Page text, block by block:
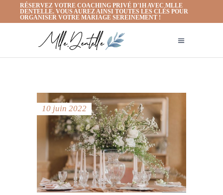
RÉSERVEZ VOTRE COACHING PRIVÉ D'1H AVEC MLLE
DENTELLE. VOUS AUREZ AINSI TOUTES LES CLÉS POUR
ORGANISER VOTRE MARIAGE SEREINEMENT !
10 juin 2022